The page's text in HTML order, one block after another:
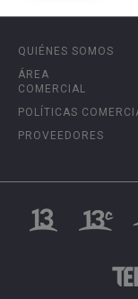
QUIÉNES SOMOS
ÁREA
COMERCIAL
POLÍTICAS
PROVEEDORES